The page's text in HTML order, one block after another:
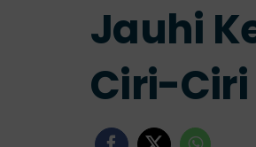
Jauhi
Ciri-Ciri